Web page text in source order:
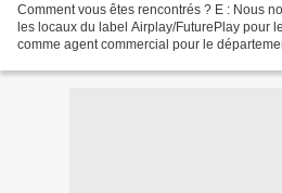
Comment vous êtes rencontrés ? E : Nous
les locaux du label Airplay/FuturePlay pour
comme agent commercial pour le